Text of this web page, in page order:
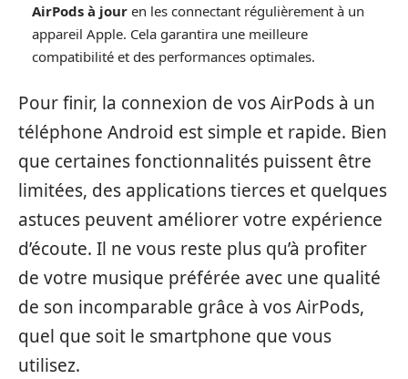
AirPods à jour en les connectant régulièrement à un
appareil Apple. Cela garantira une meilleure
compatibilité et des performances optimales.
Pour finir, la connexion de vos AirPods à un
téléphone Android est simple et rapide. Bien
que certaines fonctionnalités puissent être
limitées, des applications tierces et quelques
astuces peuvent améliorer votre expérience
d’écoute. Il ne vous reste plus qu’à profiter
de votre musique préférée avec une qualité
de son incomparable grâce à vos AirPods,
quel que soit le smartphone que vous
utilisez.